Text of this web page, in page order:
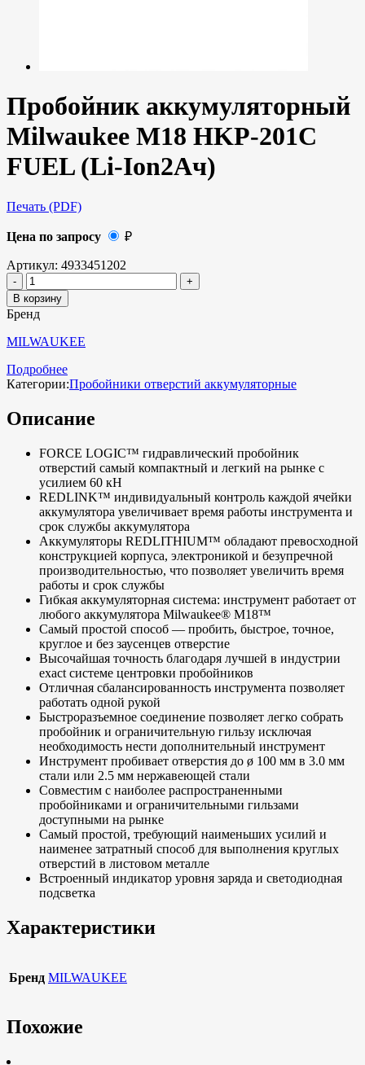
Пробойник аккумуляторный
Milwaukee M18 HKP-201C
FUEL (Li-Ion2Ач)
Печать (PDF)
Цена по запросу ₽
Артикул: 4933451202
В корзину
Бренд
MILWAUKEE
Подробнее
Категории:Пробойники отверстий аккумуляторные
Описание
FORCE LOGIC™ гидравлический пробойник
отверстий самый компактный и легкий на рынке с
усилием 60 кН
REDLINK™ индивидуальный контроль каждой ячейки
аккумулятора увеличивает время работы инструмента и
срок службы аккумулятора
Аккумуляторы REDLITHIUM™ обладают превосходной
конструкцией корпуса, электроникой и безупречной
производительностью, что позволяет увеличить время
работы и срок службы
Гибкая аккумуляторная система: инструмент работает от
любого аккумулятора Milwaukee® M18™
Самый простой способ — пробить, быстрое, точное,
круглое и без заусенцев отверстие
Высочайшая точность благодаря лучшей в индустрии
exact системе центровки пробойников
Отличная сбалансированность инструмента позволяет
работать одной рукой
Быстроразъемное соединение позволяет легко собрать
пробойник и ограничительную гильзу исключая
необходимость нести дополнительный инструмент
Инструмент пробивает отверстия до ø 100 мм в 3.0 мм
стали или 2.5 мм нержавеющей стали
Совместим с наиболее распространенными
пробойниками и ограничительными гильзами
доступными на рынке
Самый простой, требующий наименьших усилий и
наименее затратный способ для выполнения круглых
отверстий в листовом металле
Встроенный индикатор уровня заряда и светодиодная
подсветка
Характеристики
Бренд MILWAUKEE
Похожие